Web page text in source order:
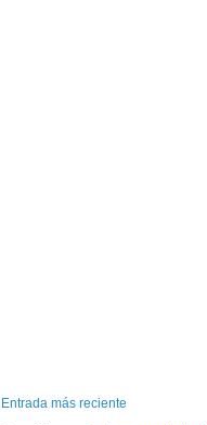
Entrada más reciente